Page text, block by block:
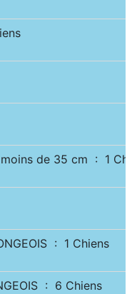
moins de 35 cm : 1
: 1 Chiens
: 6 Chiens